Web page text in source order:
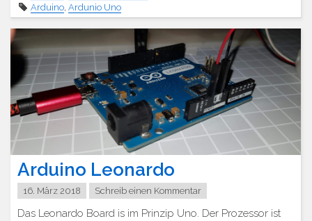
Arduino Ardunio Uno
Arduino Leonardo
16. März 2018 Schreib einen Kommentar
Das Leonardo Board is im Prinzip Uno. Der Prozessor ist